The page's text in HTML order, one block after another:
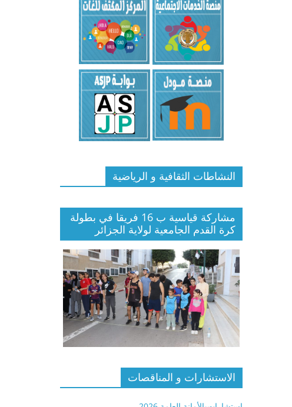
النشاطات الثقافية و الرياضية
مشاركة قياسية ب 16 فريقا في بطولة
كرة القدم الجامعية لولاية الجزائر
الاستشارات و المناقصات